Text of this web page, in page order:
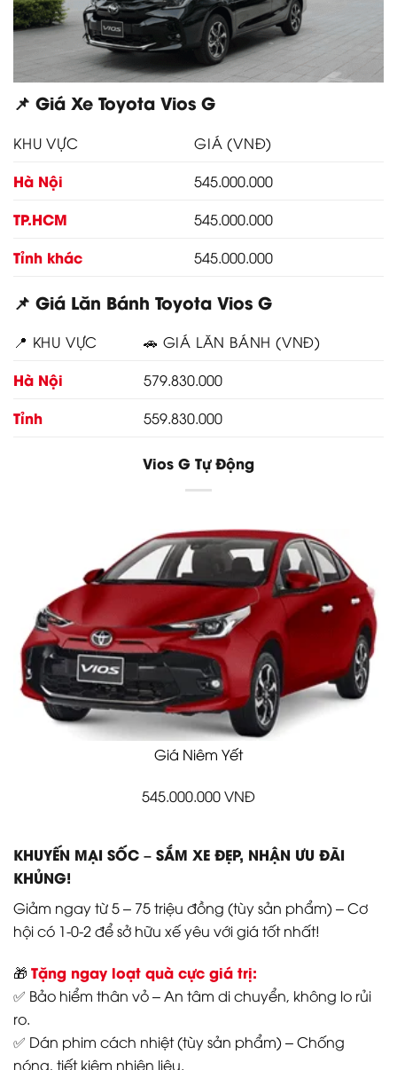
📌 Giá Xe Toyota Vios G
KHU VỰC GIÁ (VNĐ)
Hà Nội 545.000.000
TP.HCM 545.000.000
Tỉnh khác 545.000.000
📌 Giá Lăn Bánh Toyota Vios G
📍 KHU VỰC 🚗 GIÁ LĂN BÁNH (VNĐ)
Hà Nội 579.830.000
Tỉnh 559.830.000
Vios G Tự Động
Giá Niêm Yết
545.000.000VNĐ
KHUYẾN MẠI SỐC – SẮM XE ĐẸP, NHẬN ƯU ĐÃI
KHỦNG!
Giảm ngay từ 5 – 75 triệu đồng (tùy sản phẩm) – Cơ
hội có 1-0-2 để sở hữu xế yêu với giá tốt nhất!
🎁 Tặng ngay loạt quà cực giá trị:
✅ Bảo hiểm thân vỏ – An tâm di chuyển, không lo rủi
ro.
✅ Dán phim cách nhiệt (tùy sản phẩm) – Chống
nóng, tiết kiệm nhiên liệu.